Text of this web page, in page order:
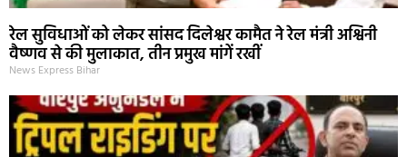
रेल सुविधाओं को लेकर सांसद दिलेश्वर कामैत ने रेल मंत्री अश्विनी
वैष्णव से की मुलाकात, तीन प्रमुख मांगें रखीं
News Express Bihar